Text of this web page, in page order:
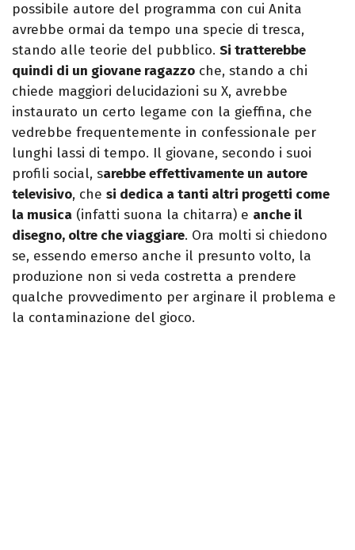
possibile autore del programma con cui Anita
avrebbe ormai da tempo una specie di tresca,
stando alle teorie del pubblico. Si tratterebbe
quindi di un giovane ragazzo che, stando a chi
chiede maggiori delucidazioni su X, avrebbe
instaurato un certo legame con la gieffina, che
vedrebbe frequentemente in confessionale per
lunghi lassi di tempo. Il giovane, secondo i suoi
profili social, sarebbe effettivamente un autore
televisivo, che si dedica a tanti altri progetti come
la musica (infatti suona la chitarra) e anche il
disegno, oltre che viaggiare. Ora molti si chiedono
se, essendo emerso anche il presunto volto, la
produzione non si veda costretta a prendere
qualche provvedimento per arginare il problema e
la contaminazione del gioco.